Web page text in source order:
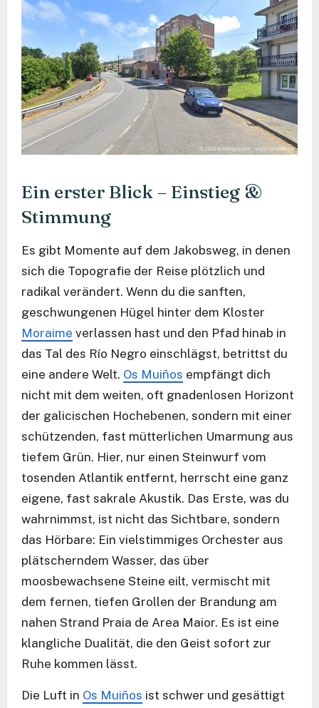
Ein erster Blick – Einstieg &
Stimmung
Es gibt Momente auf dem Jakobsweg, in denen
sich die Topografie der Reise plötzlich und
radikal verändert. Wenn du die sanften,
geschwungenen Hügel hinter dem Kloster
Moraime verlassen hast und den Pfad hinab in
das Tal des Río Negro einschlägst, betrittst du
eine andere Welt. Os Muiños empfängt dich
nicht mit dem weiten, oft gnadenlosen Horizont
der galicischen Hochebenen, sondern mit einer
schützenden, fast mütterlichen Umarmung aus
tiefem Grün. Hier, nur einen Steinwurf vom
tosenden Atlantik entfernt, herrscht eine ganz
eigene, fast sakrale Akustik. Das Erste, was du
wahrnimmst, ist nicht das Sichtbare, sondern
das Hörbare: Ein vielstimmiges Orchester aus
plätscherndem Wasser, das über
moosbewachsene Steine eilt, vermischt mit
dem fernen, tiefen Grollen der Brandung am
nahen Strand Praia de Area Maior. Es ist eine
klangliche Dualität, die den Geist sofort zur
Ruhe kommen lässt.
Die Luft in Os Muiños ist schwer und gesättigt